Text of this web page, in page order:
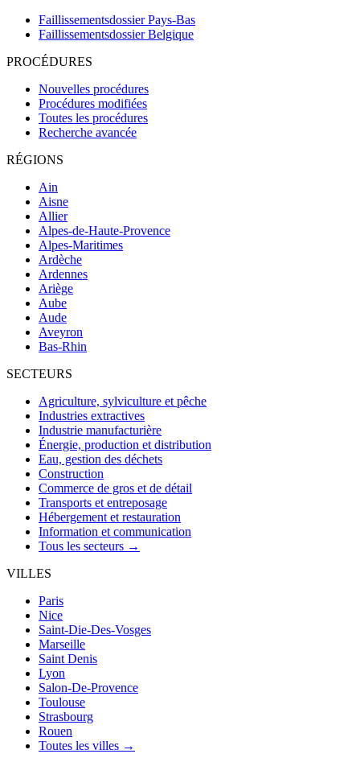
Faillissementsdossier Pays-Bas
Faillissementsdossier Belgique
PROCÉDURES
Nouvelles procédures
Procédures modifiées
Toutes les procédures
Recherche avancée
RÉGIONS
Ain
Aisne
Allier
Alpes-de-Haute-Provence
Alpes-Maritimes
Ardèche
Ardennes
Ariège
Aube
Aude
Aveyron
Bas-Rhin
SECTEURS
Agriculture, sylviculture et pêche
Industries extractives
Industrie manufacturière
Énergie, production et distribution
Eau, gestion des déchets
Construction
Commerce de gros et de détail
Transports et entreposage
Hébergement et restauration
Information et communication
Tous les secteurs →
VILLES
Paris
Nice
Saint-Die-Des-Vosges
Marseille
Saint Denis
Lyon
Salon-De-Provence
Toulouse
Strasbourg
Rouen
Toutes les villes →